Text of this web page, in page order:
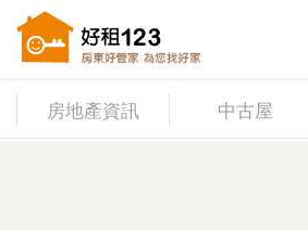
房地產資訊 中古屋